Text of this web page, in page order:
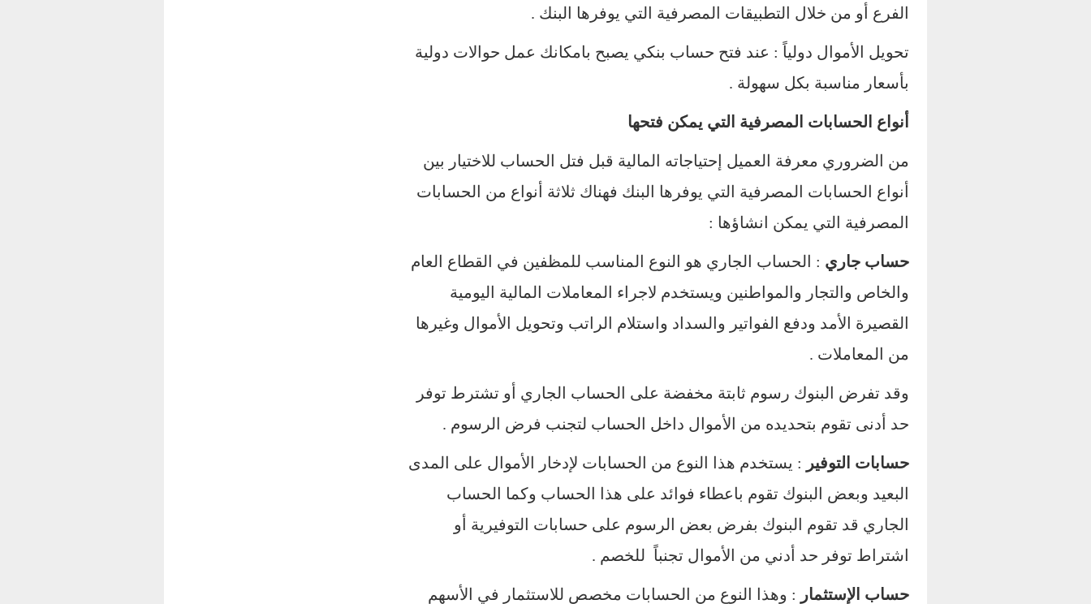
الفرع أو من خلال التطبيقات المصرفية التي يوفرها البنك .
تحويل الأموال دولياً : عند فتح حساب بنكي يصبح بامكانك عمل حوالات دولية
بأسعار مناسبة بكل سهولة .
أنواع الحسابات المصرفية التي يمكن فتحها
من الضروري معرفة العميل إحتياجاته المالية قبل فتل الحساب للاختيار بين
أنواع الحسابات المصرفية التي يوفرها البنك فهناك ثلاثة أنواع من الحسابات
المصرفية التي يمكن انشاؤها :
حساب جاري : الحساب الجاري هو النوع المناسب للمظفين في القطاع العام
والخاص والتجار والمواطنين ويستخدم لاجراء المعاملات المالية اليومية
القصيرة الأمد ودفع الفواتير والسداد واستلام الراتب وتحويل الأموال وغيرها
من المعاملات .
وقد تفرض البنوك رسوم ثابتة مخفضة على الحساب الجاري أو تشترط توفر
حد أدنى تقوم بتحديده من الأموال داخل الحساب لتجنب فرض الرسوم .
حسابات التوفير : يستخدم هذا النوع من الحسابات لإدخار الأموال على المدى
البعيد وبعض البنوك تقوم باعطاء فوائد على هذا الحساب وكما الحساب
الجاري قد تقوم البنوك بفرض بعض الرسوم على حسابات التوفيرية أو
اشتراط توفر حد أدني من الأموال تجنباً للخصم .
حساب الإستثمار : وهذا النوع من الحسابات مخصص للاستثمار في الأسهم